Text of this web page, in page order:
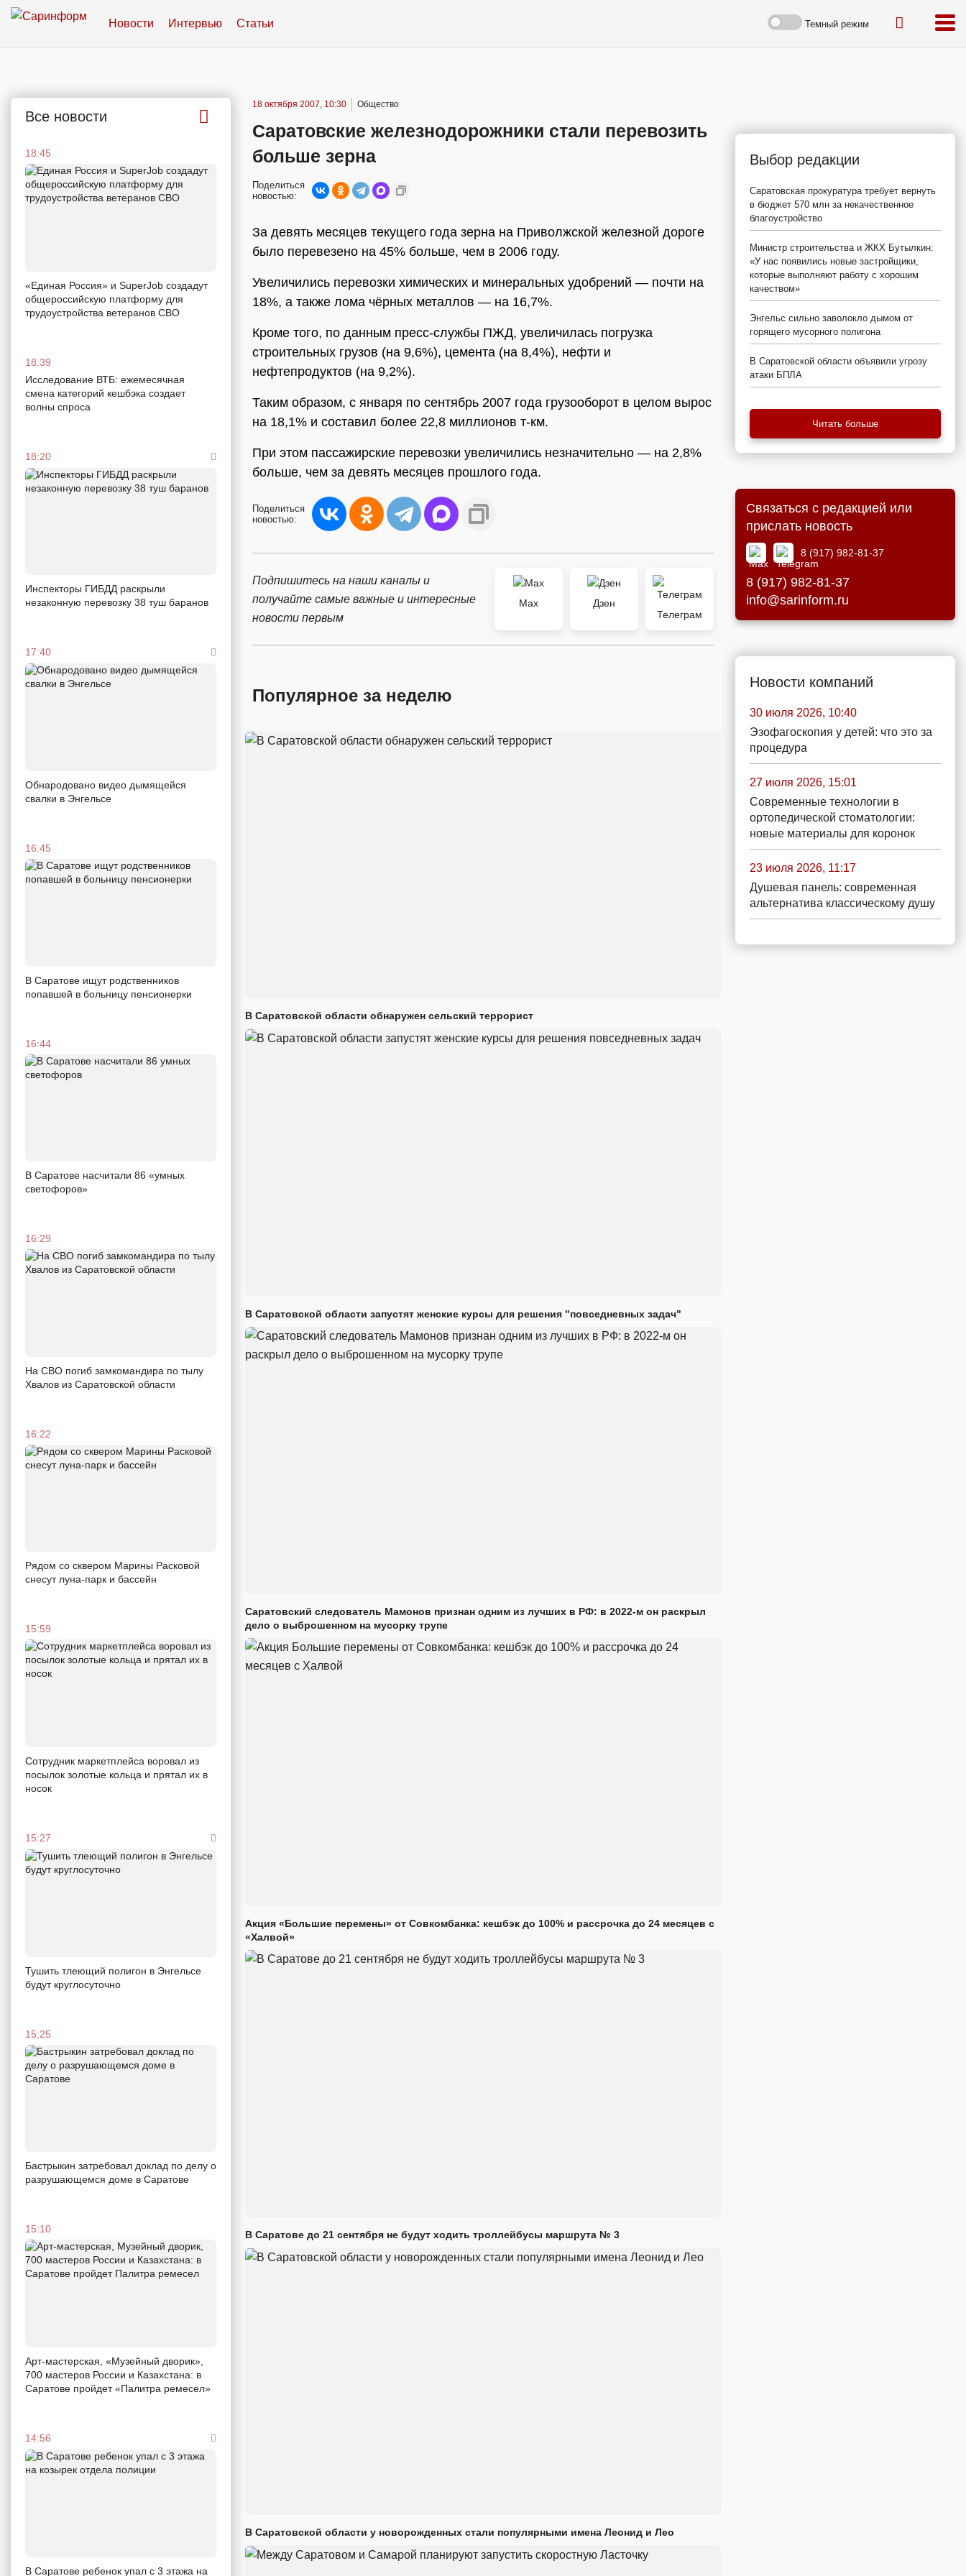
Новости Интервью Статьи Темный режим
Все новости
18:45
«Единая Россия» и SuperJob создадут
общероссийскую платформу для
трудоустройства ветеранов СВО
18:39
Исследование ВТБ: ежемесячная
смена категорий кешбэка создает
волны спроса
18:20
Инспекторы ГИБДД раскрыли
незаконную перевозку 38 туш баранов
17:40
Обнародовано видео дымящейся
свалки в Энгельсе
16:45
В Саратове ищут родственников
попавшей в больницу пенсионерки
16:44
В Саратове насчитали 86 «умных
светофоров»
16:29
На СВО погиб замкомандира по тылу
Хвалов из Саратовской области
16:22
Рядом со сквером Марины Расковой
снесут луна-парк и бассейн
15:59
Сотрудник маркетплейса воровал из
посылок золотые кольца и прятал их в
носок
15:27
Тушить тлеющий полигон в Энгельсе
будут круглосуточно
15:25
Бастрыкин затребовал доклад по делу о
разрушающемся доме в Саратове
15:10
Арт-мастерская, «Музейный дворик»,
700 мастеров России и Казахстана: в
Саратове пройдет «Палитра ремесел»
14:56
В Саратове ребенок упал с 3 этажа на
18 октября 2007, 10:30 Общество
Саратовские железнодорожники стали перевозить
больше зерна
Поделиться
новостью:
За девять месяцев текущего года зерна на Приволжской железной дороге
было перевезено на 45% больше, чем в 2006 году.
Увеличились перевозки химических и минеральных удобрений — почти на
18%, а также лома чёрных металлов — на 16,7%.
Кроме того, по данным пресс-службы ПЖД, увеличилась погрузка
строительных грузов (на 9,6%), цемента (на 8,4%), нефти и
нефтепродуктов (на 9,2%).
Таким образом, с января по сентябрь 2007 года грузооборот в целом вырос
на 18,1% и составил более 22,8 миллионов т-км.
При этом пассажирские перевозки увеличились незначительно — на 2,8%
больше, чем за девять месяцев прошлого года.
Поделиться
новостью:
Подпишитесь на наши каналы и
получайте самые важные и интересные
новости первым
Max
Дзен
Телеграм
Популярное за неделю
В Саратовской области обнаружен сельский террорист
В Саратовской области запустят женские курсы для решения "повседневных задач"
Саратовский следователь Мамонов признан одним из лучших в РФ: в 2022-м он раскрыл
дело о выброшенном на мусорку трупе
Акция «Большие перемены» от Совкомбанка: кешбэк до 100% и рассрочка до 24 месяцев с
«Халвой»
В Саратове до 21 сентября не будут ходить троллейбусы маршрута № 3
В Саратовской области у новорожденных стали популярными имена Леонид и Лео
Выбор редакции
Саратовская прокуратура требует вернуть
в бюджет 570 млн за некачественное
благоустройство
Министр строительства и ЖКХ Бутылкин:
«У нас появились новые застройщики,
которые выполняют работу с хорошим
качеством»
Энгельс сильно заволокло дымом от
горящего мусорного полигона
В Саратовской области объявили угрозу
атаки БПЛА
Читать больше
Связаться с редакцией или
прислать новость
8 (917) 982-81-37
8 (917) 982-81-37
info@sarinform.ru
Новости компаний
30 июля 2026, 10:40
Эзофагоскопия у детей: что это за
процедура
27 июля 2026, 15:01
Современные технологии в
ортопедической стоматологии:
новые материалы для коронок
23 июля 2026, 11:17
Душевая панель: современная
альтернатива классическому душу